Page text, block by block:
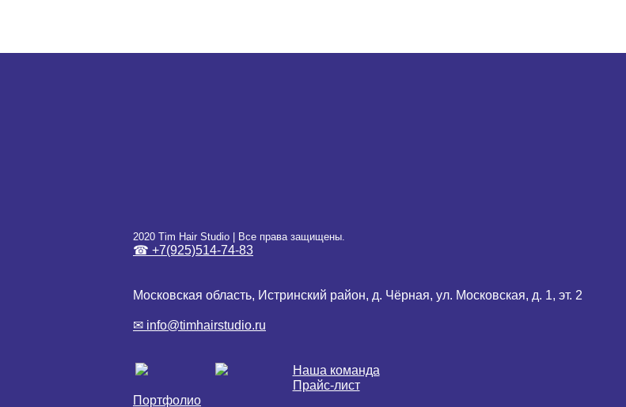
2020 Tim Hair Studio | Все права защищены.
☎ +7(925)514-74-83
Московская область, Истринский район, д. Чёрная, ул. Московская, д. 1, эт. 2
✉ info@timhairstudio.ru
Наша команда
Прайс-лист
Портфолио